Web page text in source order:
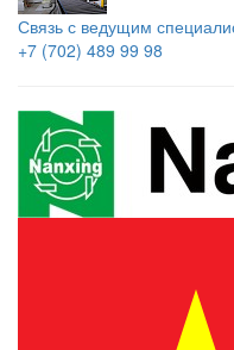
Связь с ведущим
+7 (702) 489 99 98